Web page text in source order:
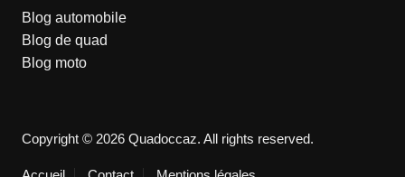
Blog automobile
Blog de quad
Blog moto
Copyright © 2026 Quadoccaz. All rights reserved.